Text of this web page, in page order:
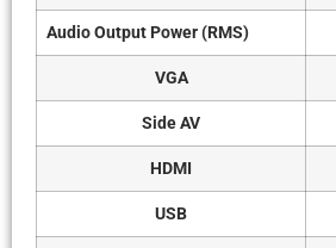
Audio Output Power (RMS)
VGA
Side AV
HDMI
USB